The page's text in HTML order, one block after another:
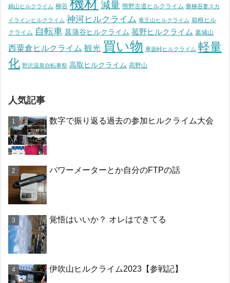
鍋山ヒルクライム 柳谷 減量 熊野古道ヒルクライム 磐梯吾妻スカ
イラインヒルクライム 神河ヒルクライム 竜王山ヒルクライム 箱根ヒル
クライム 自転車 菖蒲谷ヒルクライム 菰野ヒルクライム 葛城山
西粟倉ヒルクライム 観光 買い物 車坂峠ヒルクライム 軽量
化 野沢温泉自転車祭 高取ヒルクライム 高野山
人気記事
数字で振り返る過去の参加ヒルクライム大会
パワーメーターとか自分のFTPの話
覚悟はいいか？ オレはできてる
伊吹山ヒルクライム2023【参戦記】